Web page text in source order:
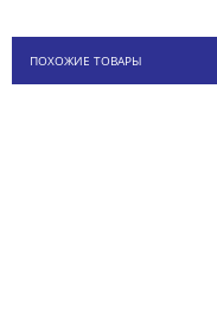
ПОХОЖИЕ ТОВАРЫ